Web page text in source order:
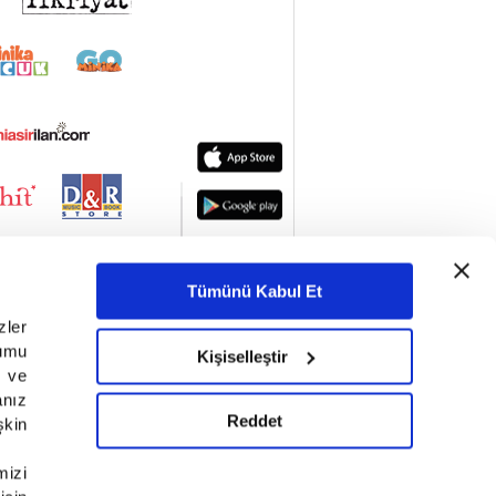
ve
Tümünü Kabul Et
Kişiselleştir
Reddet